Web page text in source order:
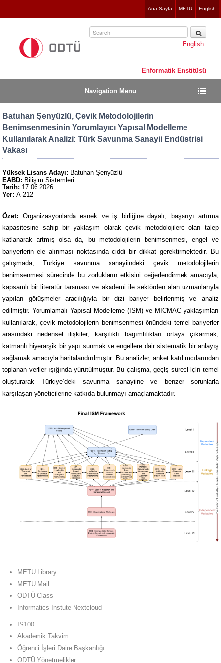
to
Ana Sayfa METU English
Enformatik Enstitüsü
Navigation Menu
Batuhan Şenyüzlü, Çevik Metodolojilerin
Benimsenmesinin Yorumlayıcı Yapısal Modelleme
Kullanılarak Analizi: Türk Savunma Sanayii Endüstrisi
Vakası
English
Yüksek Lisans Adayı: Batuhan Şenyüzlü
EABD: Bilişim Sistemleri
Tarih: 17.06.2026
Yer: A-212
Özet: Organizasyonlarda esnek ve iş birliğine dayalı, başarıyı artırma
kapasitesine sahip bir yaklaşım olarak çevik metodolojilere olan talep
katlanarak artmış olsa da, bu metodolojilerin benimsenmesi, engel ve
bariyerlerin ele alınması noktasında ciddi bir dikkat gerektirmektedir. Bu
çalışmada, Türkiye savunma sanayiindeki çevik metodolojilerin
benimsenmesi sürecinde bu zorlukların etkisini değerlendirmek amacıyla,
kapsamlı bir literatür taraması ve akademi ile sektörden alan uzmanlarıyla
yapılan görüşmeler aracılığıyla bir dizi bariyer belirlenmiş ve analiz
edilmiştir. Yorumlamalı Yapısal Modelleme (ISM) ve MICMAC yaklaşımları
kullanılarak, çevik metodolojilerin benimsenmesi önündeki temel bariyerler
arasındaki nedensel ilişkiler, karşılıklı bağımlılıkları ortaya çıkarmak,
katmanlı hiyerarşik bir yapı sunmak ve engellere dair sistematik bir anlayış
sağlamak amacıyla haritalandırılmıştır. Bu analizler, anket katılımcılarından
toplanan veriler ışığında yürütülmüştür. Bu çalışma, geçiş süreci için temel
oluşturarak Türkiye’deki savunma sanayiine ve benzer sorunlarla
karşılaşan yöneticilerine katkıda bulunmayı amaçlamaktadır.
METU Library
METU Mail
ODTÜ Class
Informatics Instute Nextcloud
IS100
Akademik Takvim
Öğrenci İşleri Daire Başkanlığı
ODTÜ Yönetmelikler